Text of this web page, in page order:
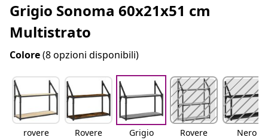
Grigio Sonoma 60x21x51 cm
Multistrato
Colore(8 opzioni disponibili)
rovere
Rovere
Grigio
Rovere
Nero